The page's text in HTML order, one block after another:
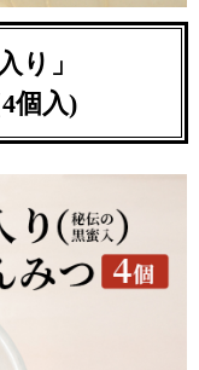
り」
個入)